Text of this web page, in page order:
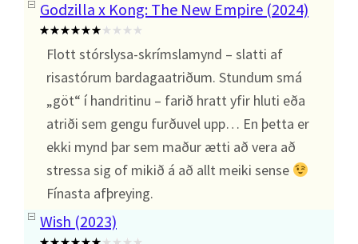
Godzilla x Kong: The New Empire (2024)
Flott stórslysa-skrímslamynd – slatti af
risastórum bardagaatriðum. Stundum smá
„göt“ í handritinu – farið hratt yfir hluti eða
atriði sem gengu furðuvel upp… En þetta er
ekki mynd þar sem maður ætti að vera að
stressa sig of mikið á að allt meiki sense
Fínasta afþreying.
Wish (2023)